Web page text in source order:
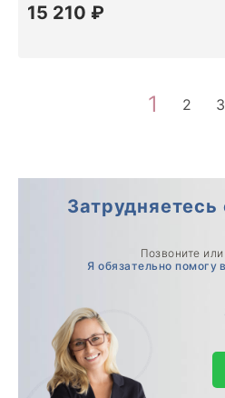
15 210 ₽
1 2 3
Позвоните
Я обязательно помогу